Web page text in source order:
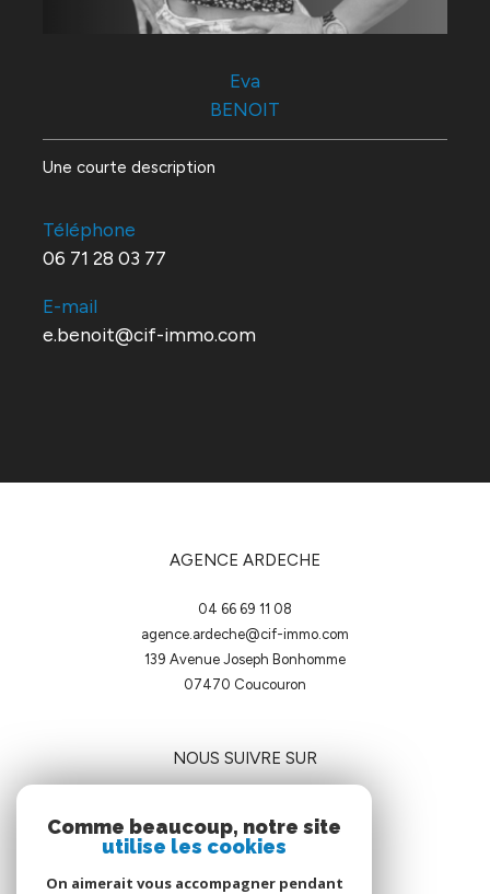
Eva
BENOIT
Une courte description
Téléphone
06 71 28 03 77
E-mail
e.benoit@cif-immo.com
AGENCE ARDECHE
04 66 69 11 08
agence.ardeche@cif-immo.com
139 Avenue Joseph Bonhomme
07470
coucouron
NOUS SUIVRE SUR
Comme beaucoup, notre site
utilise les cookies
On aimerait vous accompagner pendant